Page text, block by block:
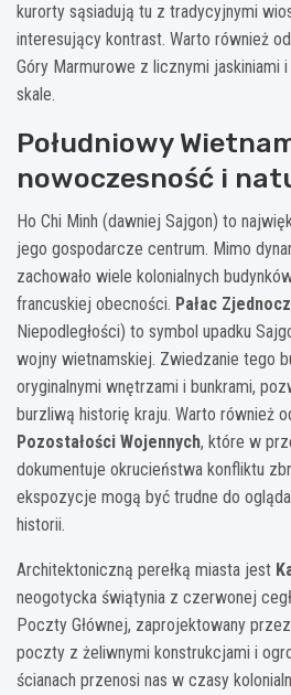
kurorty sąsiadują tu z tradycyjnymi
interesujący kontrast. Warto również
Góry Marmurowe z licznymi jaskiniami
skale.
Południowy
nowoczesność i
Ho Chi Minh (dawniej Sajgon) to
jego gospodarcze centrum. Mimo
zachowało wiele kolonialnych
francuskiej obecności. Pałac
Niepodległości) to symbol upadku
wojny wietnamskiej. Zwiedzanie tego
oryginalnymi wnętrzami i bunkrami,
burzliwą historię kraju. Warto również
Pozostałości Wojennych, które w
dokumentuje okrucieństwa konfliktu
ekspozycje mogą być trudne do
historii.
Architektoniczną perełką miasta jest
neogotycka świątynia z czerwonej
Poczty Głównej, zaprojektowany przez
poczty z żeliwnymi konstrukcjami i
ścianach przenosi nas w czasy